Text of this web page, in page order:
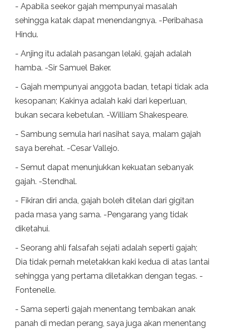
- Apabila seekor gajah mempunyai masalah
sehingga katak dapat menendangnya. -Peribahasa
Hindu.
- Anjing itu adalah pasangan lelaki, gajah adalah
hamba. -Sir Samuel Baker.
- Gajah mempunyai anggota badan, tetapi tidak ada
kesopanan; Kakinya adalah kaki dari keperluan,
bukan secara kebetulan. -William Shakespeare.
- Sambung semula hari nasihat saya, malam gajah
saya berehat. -Cesar Vallejo.
- Semut dapat menunjukkan kekuatan sebanyak
gajah. -Stendhal.
- Fikiran diri anda, gajah boleh ditelan dari gigitan
pada masa yang sama. -Pengarang yang tidak
diketahui.
- Seorang ahli falsafah sejati adalah seperti gajah;
Dia tidak pernah meletakkan kaki kedua di atas lantai
sehingga yang pertama diletakkan dengan tegas. -
Fontenelle.
- Sama seperti gajah menentang tembakan anak
panah di medan perang, saya juga akan menentang